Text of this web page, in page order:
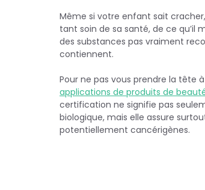
Même si votre enfant sait cracher,
tant soin de sa santé, de ce qu’il
des substances pas vraiment
contiennent.
Pour ne pas vous prendre la tête
applications de produits de
certification ne signifie pas
biologique, mais elle assure
potentiellement cancérigènes.